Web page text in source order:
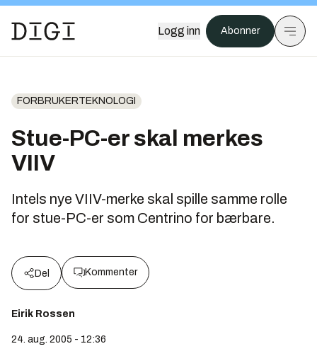
Logg inn Abonner
FORBRUKERTEKNOLOGI
Stue-PC-er skal merkes
VIIV
Intels nye VIIV-merke skal spille samme rolle
for stue-PC-er som Centrino for bærbare.
Del Kommenter
Eirik Rossen
24. aug. 2005 - 12:36